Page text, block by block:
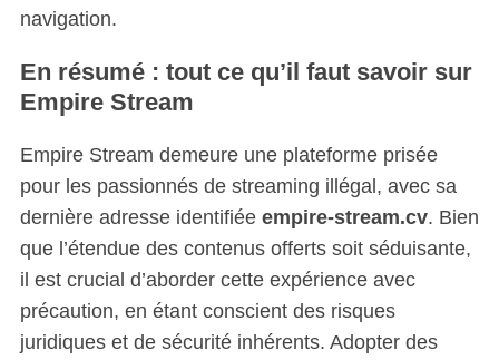
navigation.
En résumé : tout ce qu’il faut savoir sur
Empire Stream
Empire Stream demeure une plateforme prisée
pour les passionnés de streaming illégal, avec sa
dernière adresse identifiée empire-stream.cv. Bien
que l’étendue des contenus offerts soit séduisante,
il est crucial d’aborder cette expérience avec
précaution, en étant conscient des risques
juridiques et de sécurité inhérents. Adopter des